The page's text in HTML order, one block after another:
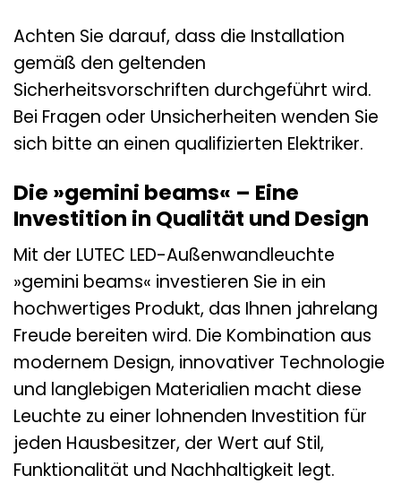
Achten Sie darauf, dass die Installation
gemäß den geltenden
Sicherheitsvorschriften durchgeführt wird.
Bei Fragen oder Unsicherheiten wenden Sie
sich bitte an einen qualifizierten Elektriker.
Die »gemini beams« – Eine
Investition in Qualität und Design
Mit der LUTEC LED-Außenwandleuchte
»gemini beams« investieren Sie in ein
hochwertiges Produkt, das Ihnen jahrelang
Freude bereiten wird. Die Kombination aus
modernem Design, innovativer Technologie
und langlebigen Materialien macht diese
Leuchte zu einer lohnenden Investition für
jeden Hausbesitzer, der Wert auf Stil,
Funktionalität und Nachhaltigkeit legt.